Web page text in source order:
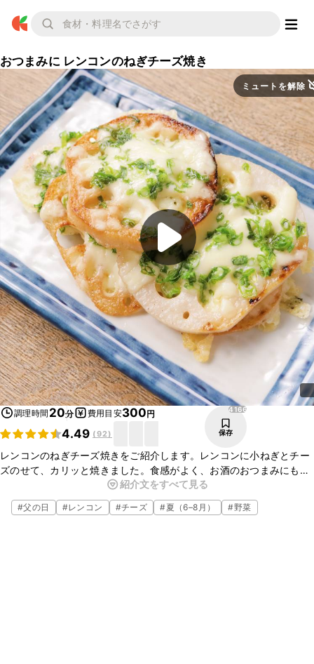
おつまみに レンコンのねぎチーズ焼き
ミュートを解除
調理時間 20分 費用目安300円
4.49 (92)
4166
保存
レンコンのねぎチーズ焼きをご紹介します。レンコンに小ねぎとチー
ズのせて、カリッと焼きました。食感がよく、お酒のおつまみにも
ぴったりですよ。簡単に作れるので、ぜひお試しくださいね。
紹介文をすべて見る
#父の日 #レンコン #チーズ #夏（6–8月） #野菜